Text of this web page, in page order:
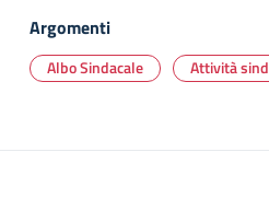
Argomenti
Albo Sindacale Attività